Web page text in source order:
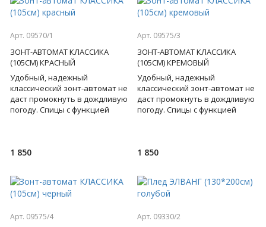
Арт. 09570/1
ЗОНТ-АВТОМАТ КЛАССИКА
(105СМ) КРАСНЫЙ
Удобный, надежный
классический зонт-автомат не
даст промокнуть в дождливую
погоду. Спицы с функцией
1 850
Арт. 09575/3
ЗОНТ-АВТОМАТ КЛАССИКА
(105СМ) КРЕМОВЫЙ
Удобный, надежный
классический зонт-автомат не
даст промокнуть в дождливую
погоду. Спицы с функцией
1 850
Арт. 09575/4 Арт. 09330/2